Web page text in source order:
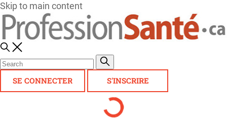
Skip to main content
SE CONNECTER S'INSCRIRE